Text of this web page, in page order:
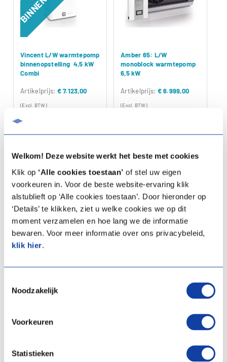
Welkom! Deze website werkt het beste met cookies
Klik op ‘Alle cookies toestaan’ of stel uw eigen
voorkeuren in. Voor de beste website-ervaring klik
alstublieft op ‘Alle cookies toestaan’. Door hieronder op
‘Details’ te klikken, ziet u welke cookies we op dit
moment verzamelen en hoe lang we de informatie
bewaren. Voor meer informatie over ons privacybeleid,
klik hier.
Noodzakelijk
Voorkeuren
Statistieken
Vergelijken
Vincent L/W warmtepomp
binnenopstelling 4,5 kW
Combi
Artikelprijs: € 7.123,00
(Excl. BTW)
Artikelnummer:
Documentatie
Vergelijken
Amber 65: L/W
monoblock warmtepomp
6,5 kW
Artikelprijs: € 6.999,00
(Excl. BTW)
Documentatie
9,5 kW
monoblock warmtepomp